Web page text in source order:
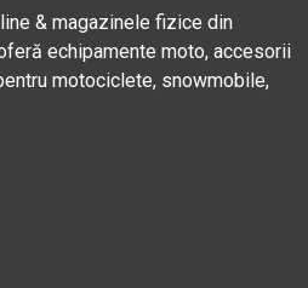
& magazinele fizice din
echipamente moto, accesorii
motociclete, snowmobile,